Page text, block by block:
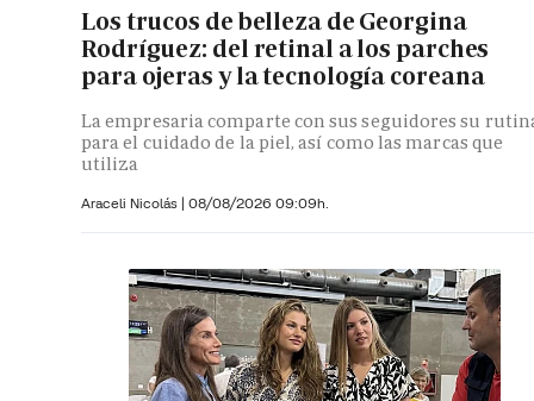
Los trucos de belleza de Georgina
Rodríguez: del retinal a los parches
para ojeras y la tecnología coreana
La empresaria comparte con sus seguidores su
para el cuidado de la piel, así como las marcas que
utiliza
Araceli Nicolás | 08/08/2026 09:09h.